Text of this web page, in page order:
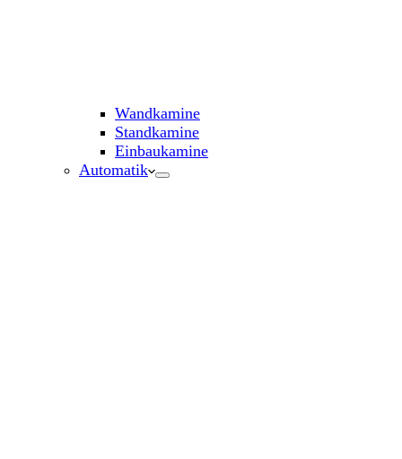
Wandkamine
Standkamine
Einbaukamine
Automatik